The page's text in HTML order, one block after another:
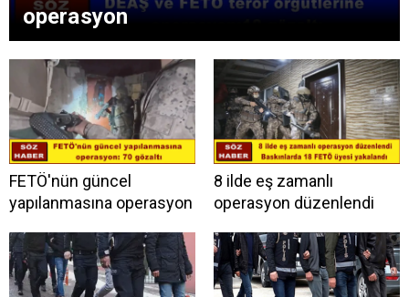
operasyon
FETÖ'nün güncel
yapılanmasına operasyon
8 ilde eş zamanlı
operasyon düzenlendi